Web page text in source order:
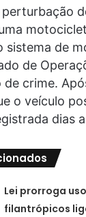
sistema de
de
crime.
o veículo
dias
Lei prorroga
filantrópicos